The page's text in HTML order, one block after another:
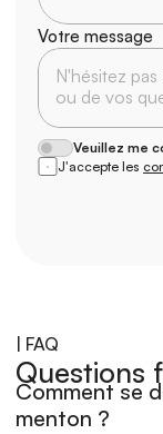
Votre message
Veuillez me
J'accepte les
| FAQ
Questions
Comment se
menton ?